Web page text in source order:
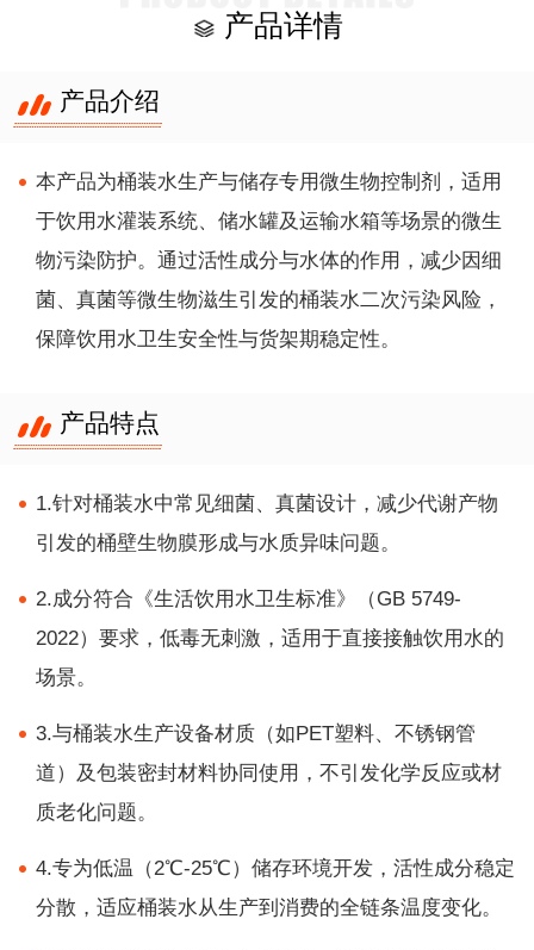
产品详情
产品介绍
本产品为桶装水生产与储存专用微生物控制剂，适用
于饮用水灌装系统、储水罐及运输水箱等场景的微生
物污染防护。通过活性成分与水体的作用，减少因细
菌、真菌等微生物滋生引发的桶装水二次污染风险，
保障饮用水卫生安全性与货架期稳定性。
产品特点
1.针对桶装水中常见细菌、真菌设计，减少代谢产物
引发的桶壁生物膜形成与水质异味问题。
2.成分符合《生活饮用水卫生标准》（GB 5749-
2022）要求，低毒无刺激，适用于直接接触饮用水的
场景。
3.与桶装水生产设备材质（如PET塑料、不锈钢管
道）及包装密封材料协同使用，不引发化学反应或材
质老化问题。
4.专为低温（2℃-25℃）储存环境开发，活性成分稳定
分散，适应桶装水从生产到消费的全链条温度变化。